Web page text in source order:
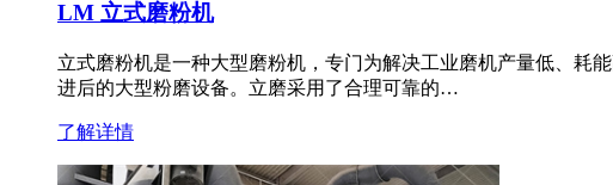
LM 立式磨粉机
立式磨粉机是一种大型磨粉机，专门为解决工业磨机产量低、耗
进后的大型粉磨设备。立磨采用了合理可靠的…
了解详情